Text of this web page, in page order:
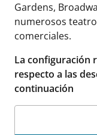
Gardens,
numerosos
comerciales.
La configuración
respecto a las
continuación